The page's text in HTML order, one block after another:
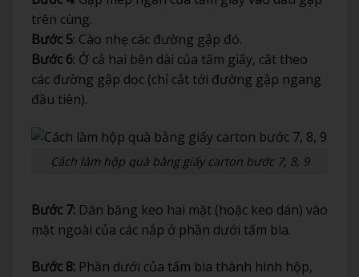
trên cùng.
Bước 5: Cào nhẹ các đường gập đó.
Bước 6: Ở cả hai bên dài của tấm giấy, cắt theo
các đường gập dọc (chỉ cắt tới đường gập ngang
đầu tiên).
Cách làm hộp quà bằng giấy carton bước 7, 8, 9
Bước 7: Dán băng keo hai mặt (hoặc keo dán) vào
mặt ngoài của các nắp ở phần dưới tấm bìa.
Bước 8: Phần dưới của tấm bìa thành hình hộp,